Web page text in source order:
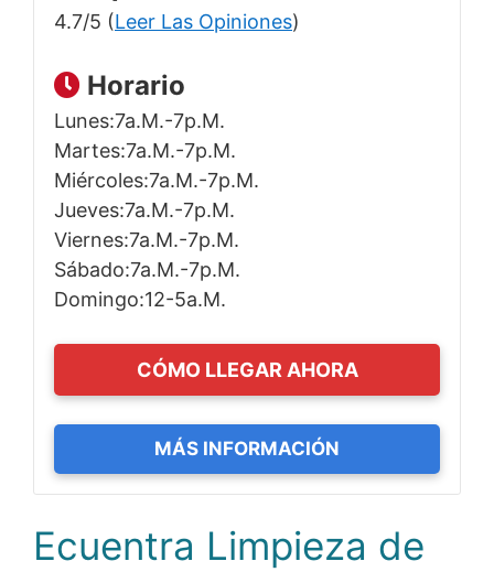
4.7/5 (Leer Las Opiniones)
Horario
Lunes:7a.m.-7p.m.
Martes:7a.m.-7p.m.
Miércoles:7a.m.-7p.m.
Jueves:7a.m.-7p.m.
Viernes:7a.m.-7p.m.
Sábado:7a.m.-7p.m.
Domingo:12-5a.m.
CÓMO LLEGAR AHORA
MÁS INFORMACIÓN
Ecuentra Limpieza de